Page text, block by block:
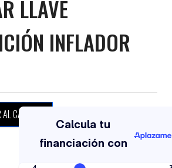
LLAVE
INFLADOR
INFLADOR cantidad
CARRITO